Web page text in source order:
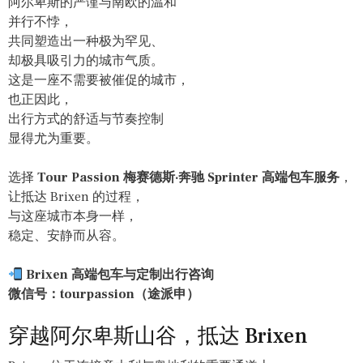
并行不悖，
共同塑造出一种极为罕见、
却极具吸引力的城市气质。
这是一座不需要被催促的城市，
也正因此，
出行方式的舒适与节奏控制
显得尤为重要。
选择 Tour Passion 梅赛德斯·奔驰 Sprinter 高端包车服务 ，
让抵达 Brixen 的过程，
与这座城市本身一样，
稳定、安静而从容。
Brixen 高端包车与定制出行咨询
微信号：tourpassion（途派申）
穿越阿尔卑斯山谷，抵达 Brixen